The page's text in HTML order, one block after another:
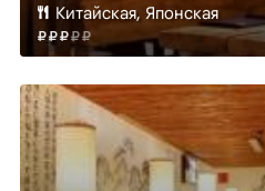
Китайская, Японская